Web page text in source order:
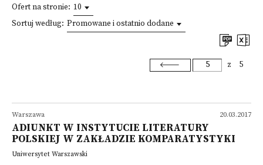
Ofert na stronie: 10
Sortuj według: Promowane i ostatnio dodane
z 5
20.03.2017
Warszawa
ADIUNKT W INSTYTUCIE LITERATURY
POLSKIEJ W ZAKŁADZIE KOMPARATYSTYKI
Uniwersytet Warszawski